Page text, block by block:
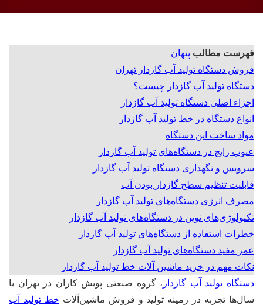
فهرست مطالب پنهان
فروش دستگاه تولید آب گازدار تهران
دستگاه تولید آب گازدار چیست؟
اجزاء اصلی دستگاه تولید آب گازدار
انواع دستگاه در خط تولید آب گازدار
مواد ساخت این دستگاه‌
عیوب رایج در دستگاه‌های تولید آب گازدار
سرویس و نگهداری دستگاه تولید آب گازدار
قابلیت تنظیم سطح گازدار بودن آب
مصرف انرژی دستگاه‌های تولید آب گازدار
تکنولوژی‌های نوین در دستگاه‌های تولید آب گازدار
خطرات استفاده از دستگاه‌های تولید آب گازدار
عمر مفید دستگاه‌های تولید آب گازدار
نکات مهم در خرید ماشین آلات خط تولید آب گازدار
دستگاه تولید آب گازدار ، گروه صنعتی پویش کاران در تهران با
سال‌ها تجربه در زمینه تولید و فروش ماشین‌آلات خط تولید آب